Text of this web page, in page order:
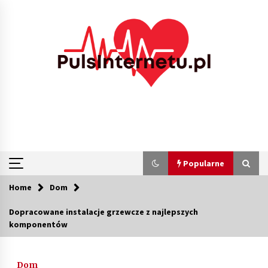
Popularne
Popularne
Home Dom
Dopracowane instalacje grzewcze z najlepszych
komponentów
Dom